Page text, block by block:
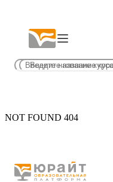
NOT FOUND 404